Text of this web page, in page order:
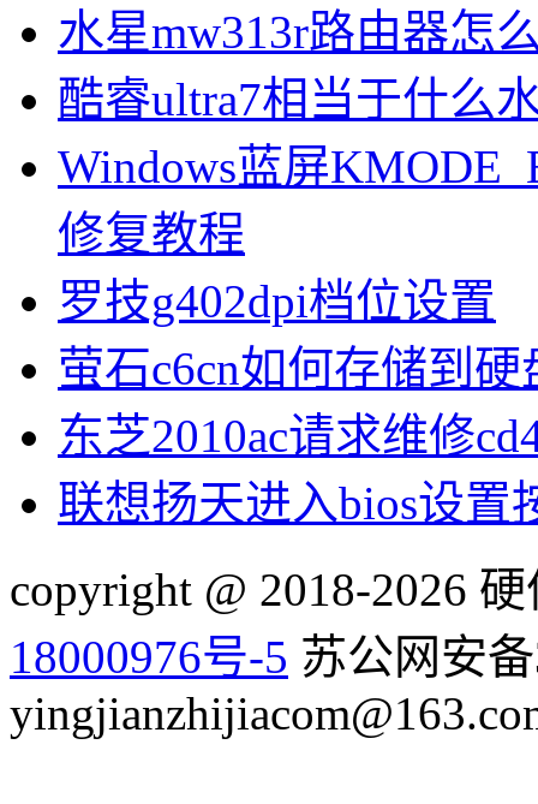
水星mw313r路由器怎
酷睿ultra7相当于什么
Windows蓝屏
修复教程
罗技g402dpi档位设置
萤石c6cn如何存储到硬
东芝2010ac请求维修
联想扬天进入bios设置
copyright @ 2018-2026
18000976号-5 苏公网安